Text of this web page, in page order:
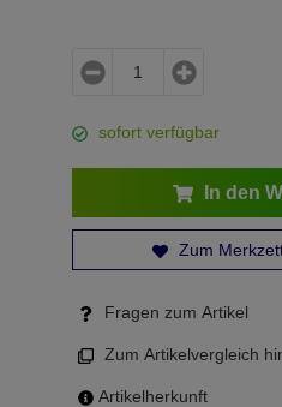
sofort verfügbar
In den
Zum
Fragen zum Artikel
Zum Artikelvergleich
Artikelherkunft